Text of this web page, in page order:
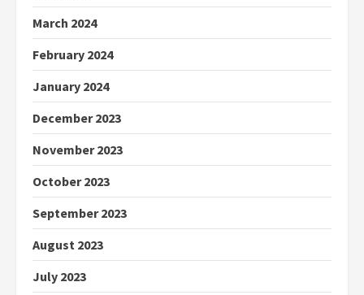
March 2024
February 2024
January 2024
December 2023
November 2023
October 2023
September 2023
August 2023
July 2023